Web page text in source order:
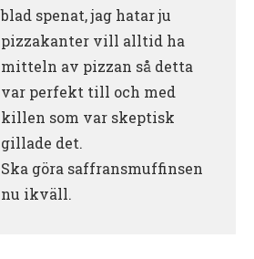
blad spenat, jag hatar ju
pizzakanter vill alltid ha
mitteln av pizzan så detta
var perfekt till och med
killen som var skeptisk
gillade det.
Ska göra saffransmuffinsen
nu ikväll.